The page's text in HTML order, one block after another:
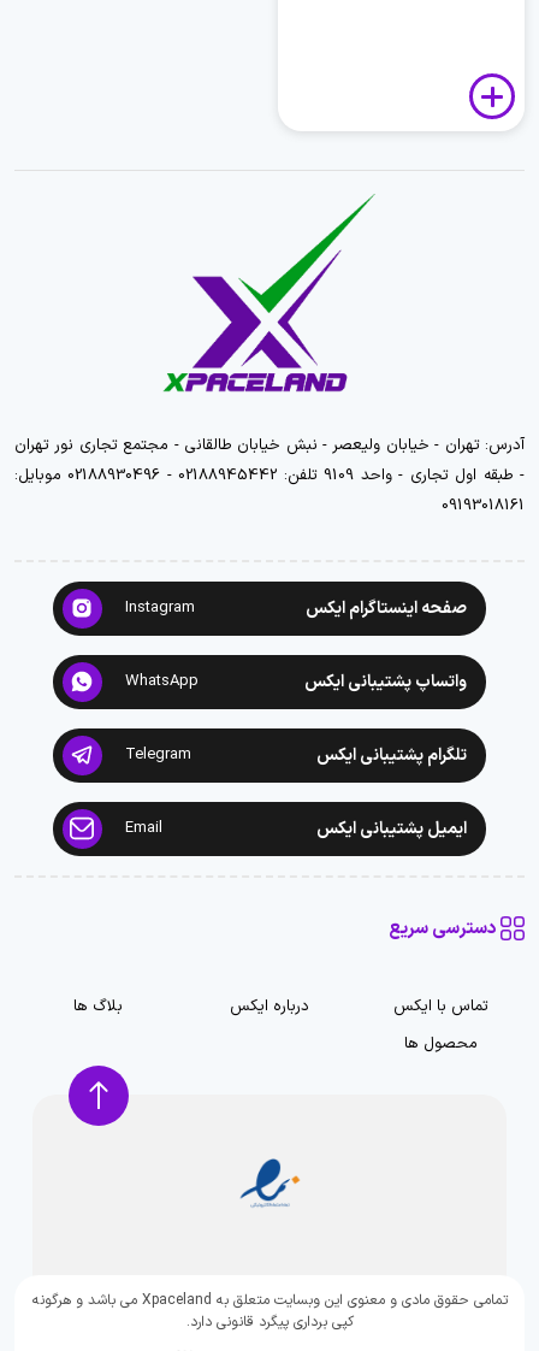
آدرس: تهران - خیابان ولیعصر - نبش خیابان طالقانی - مجتمع تجاری نور تهران
- طبقه اول تجاری - واحد 9109 تلفن: 02188945442 - 02188930496 موبایل:
09193018161
صفحه اینستاگرام ایکس Instagram
واتساپ پشتیبانی ایکس WhatsApp
تلگرام پشتیبانی ایکس Telegram
ایمیل پشتیبانی ایکس Email
دسترسی سریع
تماس با ایکس درباره ایکس
بلاگ ها
محصول ها
تمامی حقوق مادی و معنوی این وبسایت متعلق به Xpaceland می باشد و هرگونه
کپی برداری پیگرد قانونی دارد.